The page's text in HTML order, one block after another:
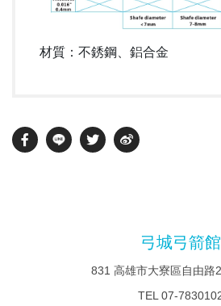
材質：不銹鋼、鋁合金
弓城弓箭館
831 高雄市大寮區自由路
TEL 07-